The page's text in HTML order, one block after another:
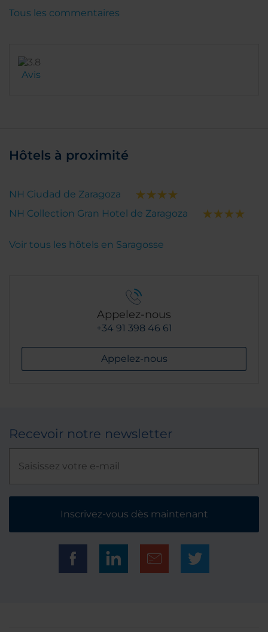
Avis
Tous les commentaires
Hôtels à proximité
NH Ciudad de Zaragoza
NH Collection Gran Hotel de Zaragoza
Voir tous les hôtels en Saragosse
Appelez-nous
+34 91 398 46 61
Appelez-nous
Recevoir notre newsletter
Inscrivez-vous dès maintenant